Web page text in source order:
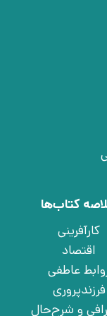
کتاب‌ها
کارآفرینی
اقتصاد
عاطفی
فرزندپروری
و شرح‌حال